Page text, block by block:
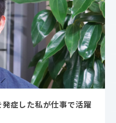
症した私が仕事で活躍